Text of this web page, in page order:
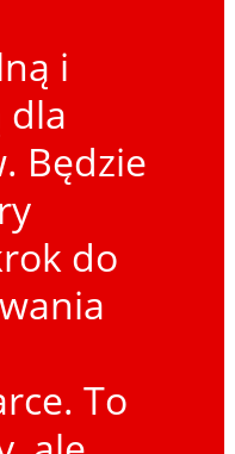
i
dla
Będzie
do
To